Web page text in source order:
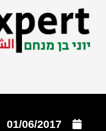
01/06/2017